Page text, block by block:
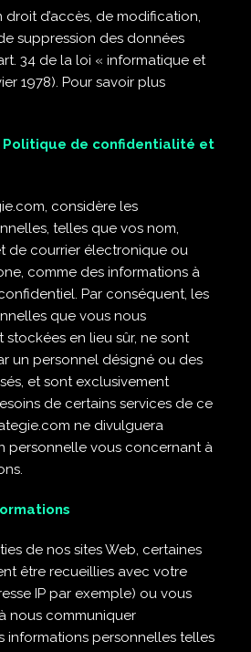
droit d’accès, de modification,
suppression des données
34 de la loi « informatique et
1978). Pour savoir plus
Politique de confidentialité et
considère les
telles que vos nom,
de courrier électronique ou
comme des informations à
Par conséquent, les
que vous nous
en lieu sûr, ne sont
un personnel désigné ou des
et sont exclusivement
de certains services de ce
ne divulguera
personnelle vous concernant à
de nos sites Web, certaines
être recueillies avec votre
IP par exemple) ou vous
nous communiquer
informations personnelles telles